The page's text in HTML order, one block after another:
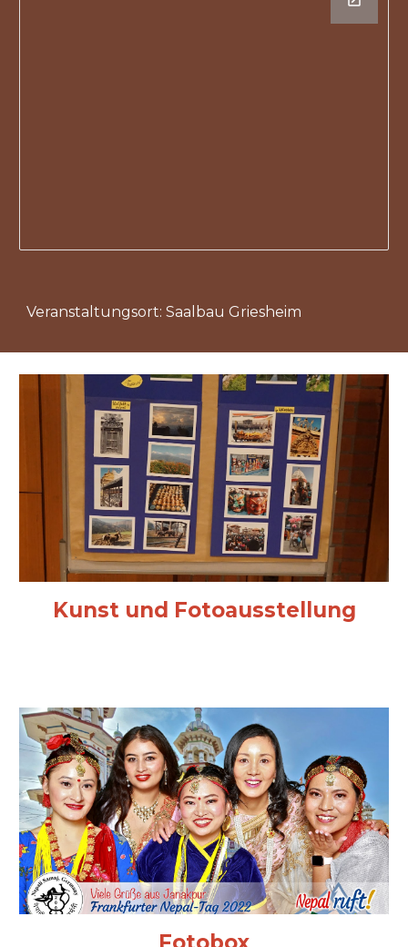
Veranstaltungsort: Saalbau Griesheim
Kunst und Fotoausstellung